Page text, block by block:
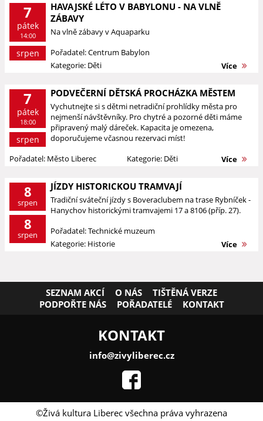
7
pátek
14:00
srpen
HAVAJSKÉ LÉTO V BABYLONU - NA VLNĚ
ZÁBAVY
Na vlně zábavy v Aquaparku
Pořadatel: Centrum Babylon
Kategorie: Děti
Více
7
pátek
18:00
srpen
PODVEČERNÍ DĚTSKÁ PROCHÁZKA MĚSTEM
Vychutnejte si s dětmi netradiční prohlídky města pro
nejmenší návštěvníky. Pro chytré a pozorné děti máme
připravený malý dáreček. Kapacita je omezena,
doporučujeme včasnou rezervaci míst!
Pořadatel: Město Liberec
Kategorie: Děti Více
8
srpen
8
srpen
JÍZDY HISTORICKOU TRAMVAJÍ
Tradiční sváteční jízdy s Boveraclubem na trase Rybníček -
Hanychov historickými tramvajemi 17 a 8106 (příp. 27).
Pořadatel: Technické muzeum
Kategorie: Historie
Více
SEZNAM AKCÍ O NÁS
TIŠTĚNÁ VERZE
PODPOŘTE NÁS
POŘADATELÉ KONTAKT
KONTAKT
info@zivyliberec.cz
©Živá kultura Liberec všechna práva vyhrazena